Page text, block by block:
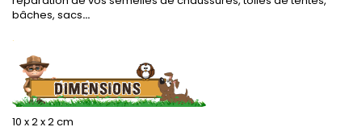
bâches, sacs...
.
10 x 2 x 2 cm